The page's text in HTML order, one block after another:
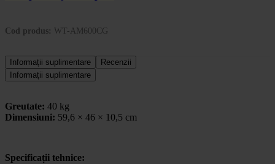
Cod produs: WT-AM600CG
Informații suplimentare
Recenzii
Informații suplimentare
Greutate: 40 kg
Dimensiuni: 59,6 × 46 × 10,5 cm
Specificații tehnice: